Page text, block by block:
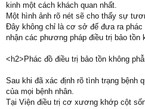
kinh một cách khách quan nhất.
Một hình ảnh rõ nét sẽ cho thấy sự
Đây không chỉ là cơ sở để đưa ra phác
nhận các phương pháp điều trị bảo tồn
<h2>Phác đồ điều trị bảo tồn không
Sau khi đã xác định rõ tình trạng bệnh
của mọi bệnh nhân.
Tại Viện điều trị cơ xương khớp cột